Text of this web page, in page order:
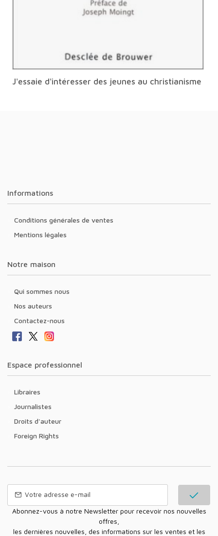
J'essaie d'intéresser des jeunes au christianisme
Informations
Conditions générales de ventes
Mentions légales
Notre maison
Qui sommes nous
Nos auteurs
Contactez-nous
Espace professionnel
Libraires
Journalistes
Droits d'auteur
Foreign Rights
Abonnez-vous à notre Newsletter pour recevoir nos nouvelles
offres,
les dernières nouvelles, des informations sur les ventes et les